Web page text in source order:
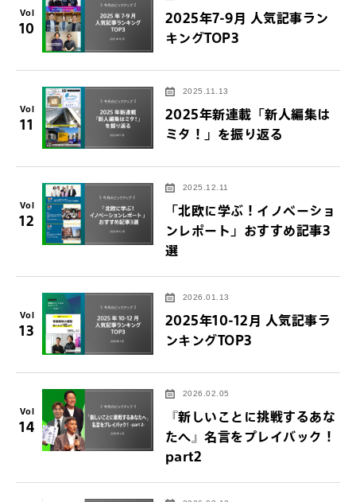
Vol
10
2025年7-9月 人気記事ラン
キングTOP3
Vol
11
2025.11.13
2025年新連載「新人編集は
ミタ！」を振り返る
Vol
12
2025.12.11
「北欧に学ぶ！イノベーショ
ンレポート」おすすめ記事3
選
Vol
13
2026.01.13
2025年10-12月 人気記事ラ
ンキングTOP3
Vol
14
2026.02.05
『新しいことに挑戦するあな
たへ』名言をプレイバック！
part2